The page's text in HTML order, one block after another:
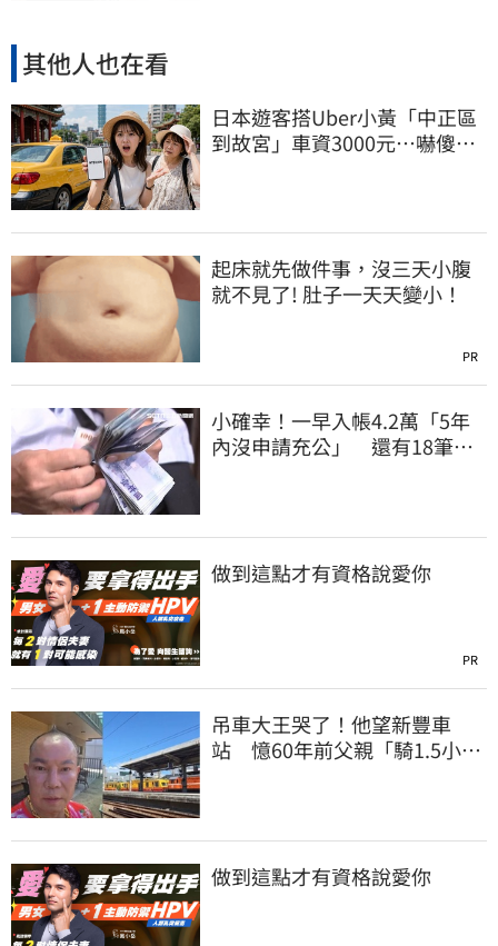
其他人也在看
日本遊客搭Uber小黃「中正區
到故宮」車資3000元…嚇傻：
起床就先做件事，沒三天小腹
就不見了! 肚子一天天變小！
PR
小確幸！一早入帳4.2萬「5年
內沒申請充公」 還有18筆錢
做到這點才有資格說愛你
PR
吊車大王哭了！他望新豐車
站 憶60年前父親「騎1.5小時
做到這點才有資格說愛你